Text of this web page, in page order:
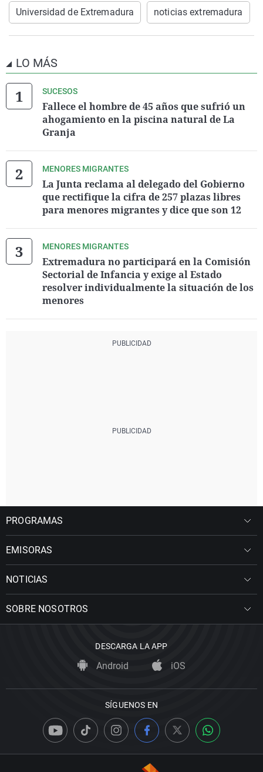
Universidad de Extremadura noticias extremadura
LO MÁS
SUCESOS
Fallece el hombre de 45 años que sufrió un
ahogamiento en la piscina natural de La
Granja
MENORES MIGRANTES
La Junta reclama al delegado del Gobierno
que rectifique la cifra de 257 plazas libres
para menores migrantes y dice que son 12
MENORES MIGRANTES
Extremadura no participará en la Comisión
Sectorial de Infancia y exige al Estado
resolver individualmente la situación de los
menores
PROGRAMAS
EMISORAS
NOTICIAS
SOBRE NOSOTROS
DESCARGA LA APP
Android iOS
SÍGUENOS EN